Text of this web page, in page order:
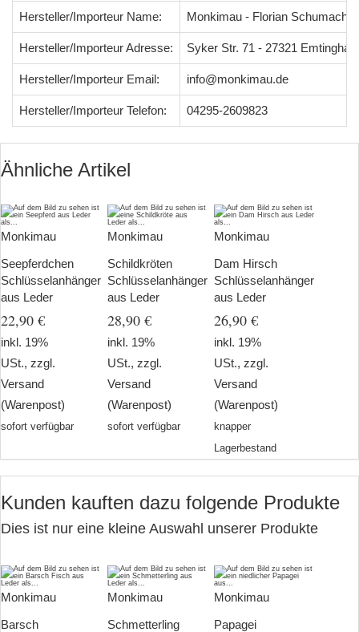
Hersteller/Importeur Name: Monkimau - Florian Schumacher
Hersteller/Importeur Adresse: Syker Str. 71 - 27321
Hersteller/Importeur Email: info@monkimau.de
Hersteller/Importeur Telefon: 04295-2609823
Ähnliche Artikel
Monkimau
Seepferdchen
Schlüsselanhänger
aus Leder
22,90 €
inkl. 19%
USt., zzgl.
Versand
(Warenpost)
sofort verfügbar
Monkimau
Schildkröten
Schlüsselanhänger
aus Leder
28,90 €
inkl. 19%
USt., zzgl.
Versand
(Warenpost)
sofort verfügbar
Monkimau
Dam Hirsch
Schlüsselanhänger
aus Leder
26,90 €
inkl. 19%
USt., zzgl.
Versand
(Warenpost)
knapper
Lagerbestand
Kunden kauften dazu folgende Produkte
Dies ist nur eine kleine Auswahl unserer Produkte
Monkimau
Barsch
Monkimau
Schmetterling
Monkimau
Papagei